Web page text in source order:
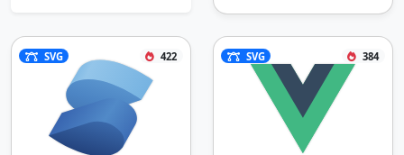
SVG 422 SVG 384